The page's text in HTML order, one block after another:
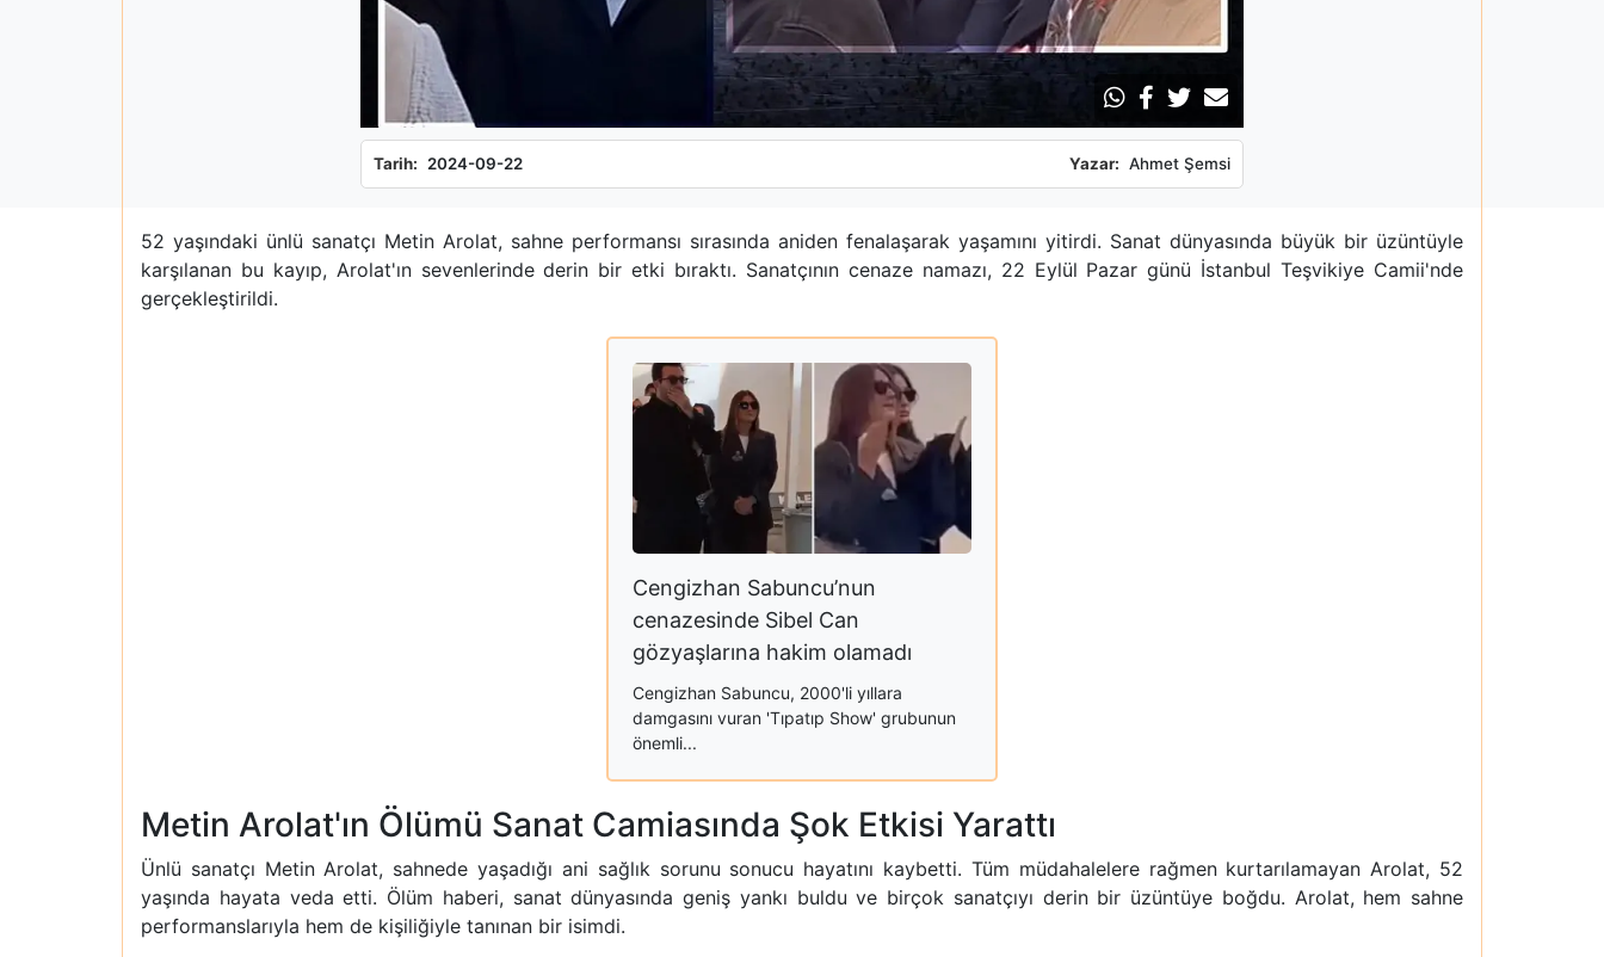
Tarih: 2024-09-22 Yazar: Ahmet Şemsi
52 yaşındaki ünlü sanatçı Metin Arolat, sahne performansı sırasında aniden fenalaşarak yaşamını yitirdi. Sanat dünyasında büyük bir üzüntüyle
karşılanan bu kayıp, Arolat'ın sevenlerinde derin bir etki bıraktı. Sanatçının cenaze namazı, 22 Eylül Pazar günü İstanbul Teşvikiye Camii'nde
gerçekleştirildi.
Cengizhan Sabuncu’nun
cenazesinde Sibel Can
gözyaşlarına hakim olamadı
Cengizhan Sabuncu, 2000'li yıllara
damgasını vuran 'Tıpatıp Show' grubunun
önemli...
Metin Arolat'ın Ölümü Sanat Camiasında Şok Etkisi Yarattı
Ünlü sanatçı Metin Arolat, sahnede yaşadığı ani sağlık sorunu sonucu hayatını kaybetti. Tüm müdahalelere rağmen kurtarılamayan Arolat, 52
yaşında hayata veda etti. Ölüm haberi, sanat dünyasında geniş yankı buldu ve birçok sanatçıyı derin bir üzüntüye boğdu. Arolat, hem sahne
performanslarıyla hem de kişiliğiyle tanınan bir isimdi.